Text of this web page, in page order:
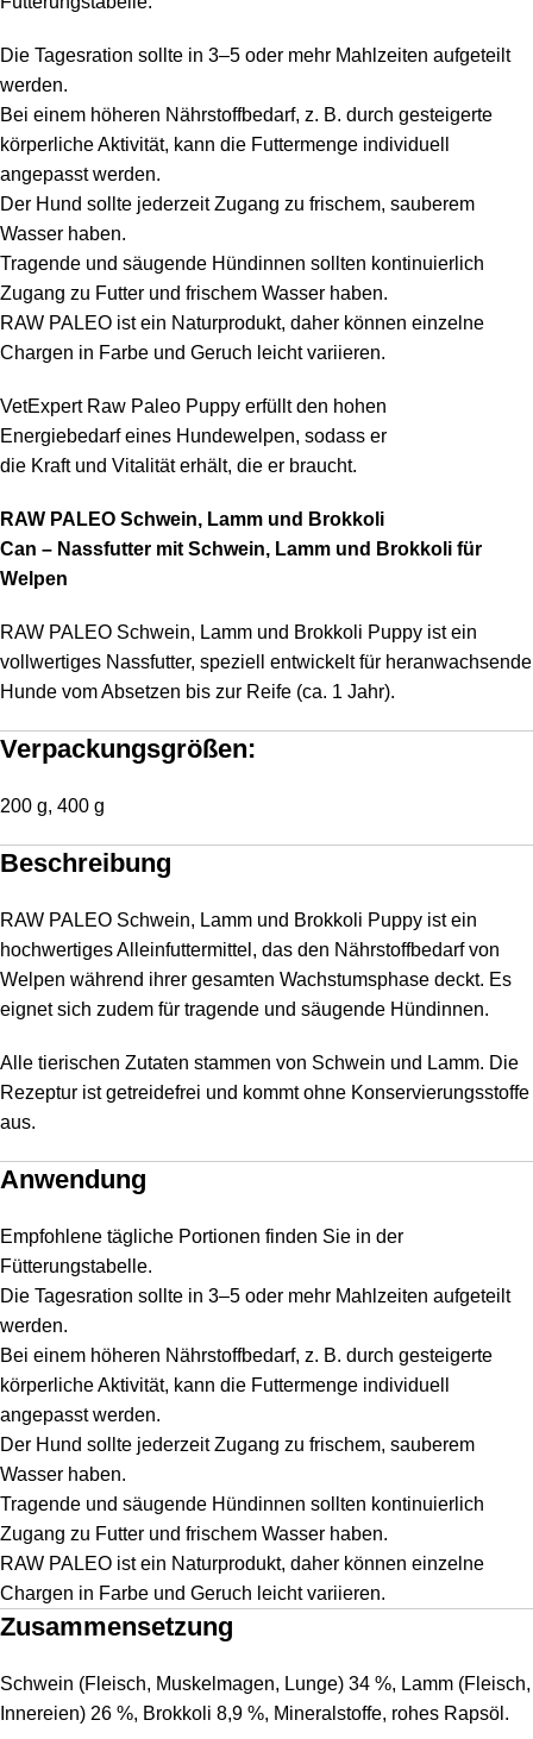
Die Tagesration sollte in 3–5 oder mehr Mahlzeiten aufgeteilt
werden.
Bei einem höheren Nährstoffbedarf, z. B. durch gesteigerte
körperliche Aktivität, kann die Futtermenge individuell
angepasst werden.
Der Hund sollte jederzeit Zugang zu frischem, sauberem
Wasser haben.
Tragende und säugende Hündinnen sollten kontinuierlich
Zugang zu Futter und frischem Wasser haben.
RAW PALEO ist ein Naturprodukt, daher können einzelne
Chargen in Farbe und Geruch leicht variieren.
VetExpert Raw Paleo Puppy erfüllt den hohen
Energiebedarf eines Hundewelpen, sodass er
die Kraft und Vitalität erhält, die er braucht.
RAW PALEO Schwein, Lamm und Brokkoli
Can – Nassfutter mit Schwein, Lamm und Brokkoli für
Welpen
RAW PALEO Schwein, Lamm und Brokkoli Puppy ist ein
vollwertiges Nassfutter, speziell entwickelt für heranwachsende
Hunde vom Absetzen bis zur Reife (ca. 1 Jahr).
Verpackungsgrößen:
200 g, 400 g
Beschreibung
RAW PALEO Schwein, Lamm und Brokkoli Puppy ist ein
hochwertiges Alleinfuttermittel, das den Nährstoffbedarf von
Welpen während ihrer gesamten Wachstumsphase deckt. Es
eignet sich zudem für tragende und säugende Hündinnen.
Alle tierischen Zutaten stammen von Schwein und Lamm. Die
Rezeptur ist getreidefrei und kommt ohne Konservierungsstoffe
aus.
Anwendung
Empfohlene tägliche Portionen finden Sie in der
Fütterungstabelle.
Die Tagesration sollte in 3–5 oder mehr Mahlzeiten aufgeteilt
werden.
Bei einem höheren Nährstoffbedarf, z. B. durch gesteigerte
körperliche Aktivität, kann die Futtermenge individuell
angepasst werden.
Der Hund sollte jederzeit Zugang zu frischem, sauberem
Wasser haben.
Tragende und säugende Hündinnen sollten kontinuierlich
Zugang zu Futter und frischem Wasser haben.
RAW PALEO ist ein Naturprodukt, daher können einzelne
Chargen in Farbe und Geruch leicht variieren.
Zusammensetzung
Schwein (Fleisch, Muskelmagen, Lunge) 34 %, Lamm (Fleisch,
Innereien) 26 %, Brokkoli 8,9 %, Mineralstoffe, rohes Rapsöl.